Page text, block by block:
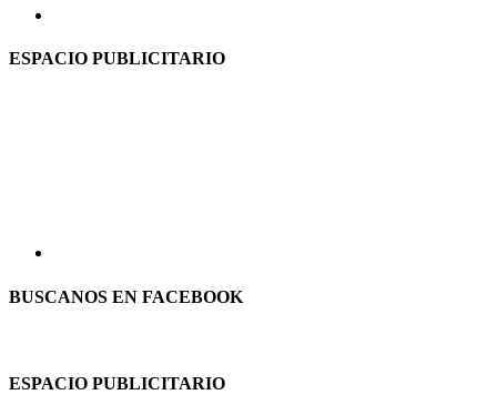
ESPACIO PUBLICITARIO
BUSCANOS EN FACEBOOK
ESPACIO PUBLICITARIO